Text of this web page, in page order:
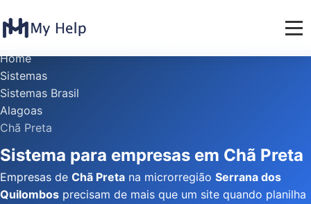
Home
Sistemas
Sistemas Brasil
Alagoas
Chã Preta
Sistema para empresas em Chã Preta
Empresas de Chã Preta na microrregião Serrana dos
Quilombos precisam de mais que um site quando planilha